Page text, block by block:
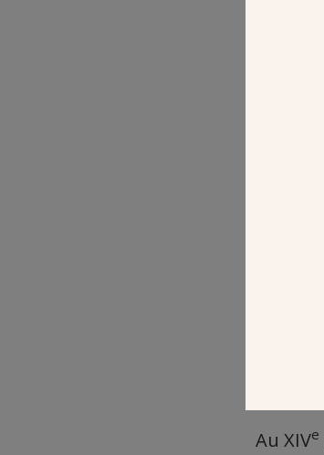
Au XIVe